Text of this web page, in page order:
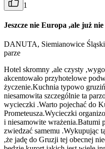
1
Jeszcze nie Europa ,ale już
DANUTA, Siemianowice
parze
Hotel skromny ,ale czysty
akcentowało przyhotelowe
życzenie.Kuchnia typowo
niesamowita szczególnie ta
wycieczki .Warto pojechać do
Prometeusza.Wycieczki
i niesamowite wrażenia.Batumi
zwiedzać samemu .Wykupując
,że jadę do Gruzji tej obecnej